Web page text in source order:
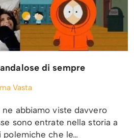
di sempre
Vasta
abbiamo viste davvero
sono entrate nella storia a
polemiche che le…